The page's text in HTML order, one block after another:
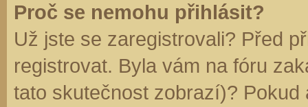
Proč se nemohu přihlásit?
Už jste se zaregistrovali? Před
registrovat. Byla vám na fóru
tato skutečnost zobrazí)?